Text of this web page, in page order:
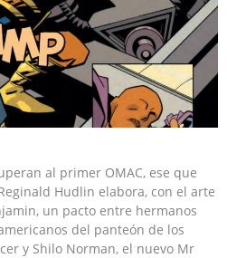
al primer OMAC, ese que
Hudlin elabora, con el arte
un pacto entre hermanos
del panteón de los
y Shilo Norman, el nuevo Mr